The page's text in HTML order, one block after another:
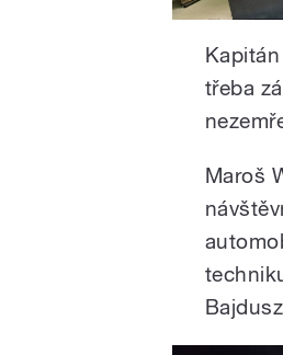
třeba
Maroš